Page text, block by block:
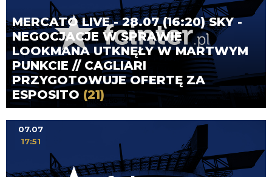
MERCATO LIVE - 28.07 (16:20) SKY -
NEGOCJACJE W SPRAWIE
LOOKMANA UTKNĘŁY W MARTWYM
PUNKCIE // CAGLIARI
PRZYGOTOWUJE OFERTĘ ZA
ESPOSITO (21)
07.07
17:51